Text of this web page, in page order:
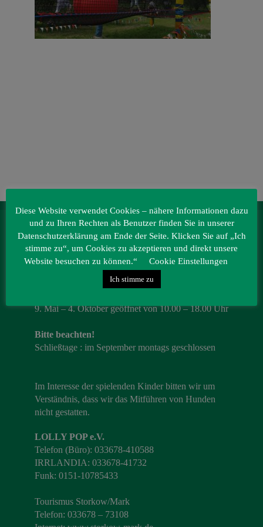
Veranstaltungen
IRRLANDIA – der MitMachPark
Lebbiner Straße 1
15859 Storkow (Mark)
9. Mai – 4. Oktober geöffnet von 10.00 – 18.00 Uhr
Bitte beachten!
Schließtage : im September montags geschlossen
Im Interesse der spielenden Kinder bitten wir um
Verständnis, dass wir das Mitführen von Hunden
nicht gestatten.
LOLLY POP e.V.
Telefon (Büro): 033678-410588
IRRLANDIA: 033678-41732
Funk: 0151-10785433
Tourismus Storkow/Mark
Telefon: 033678 – 73108
Diese Website verwendet Cookies – nähere Informationen dazu
und zu Ihren Rechten als Benutzer finden Sie in unserer
Datenschutzerklärung am Ende der Seite. Klicken Sie auf „Ich
stimme zu“, um Cookies zu akzeptieren und direkt unsere
Website besuchen zu können.“
Cookie Einstellungen
Ich stimme zu